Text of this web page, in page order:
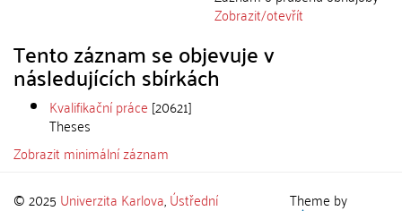
Zobrazit/otevřít
Tento záznam se objevuje v
následujících sbírkách
Kvalifikační práce [20621]
Theses
Zobrazit minimální záznam
© 2025 Univerzita Karlova,Ústřední Theme by